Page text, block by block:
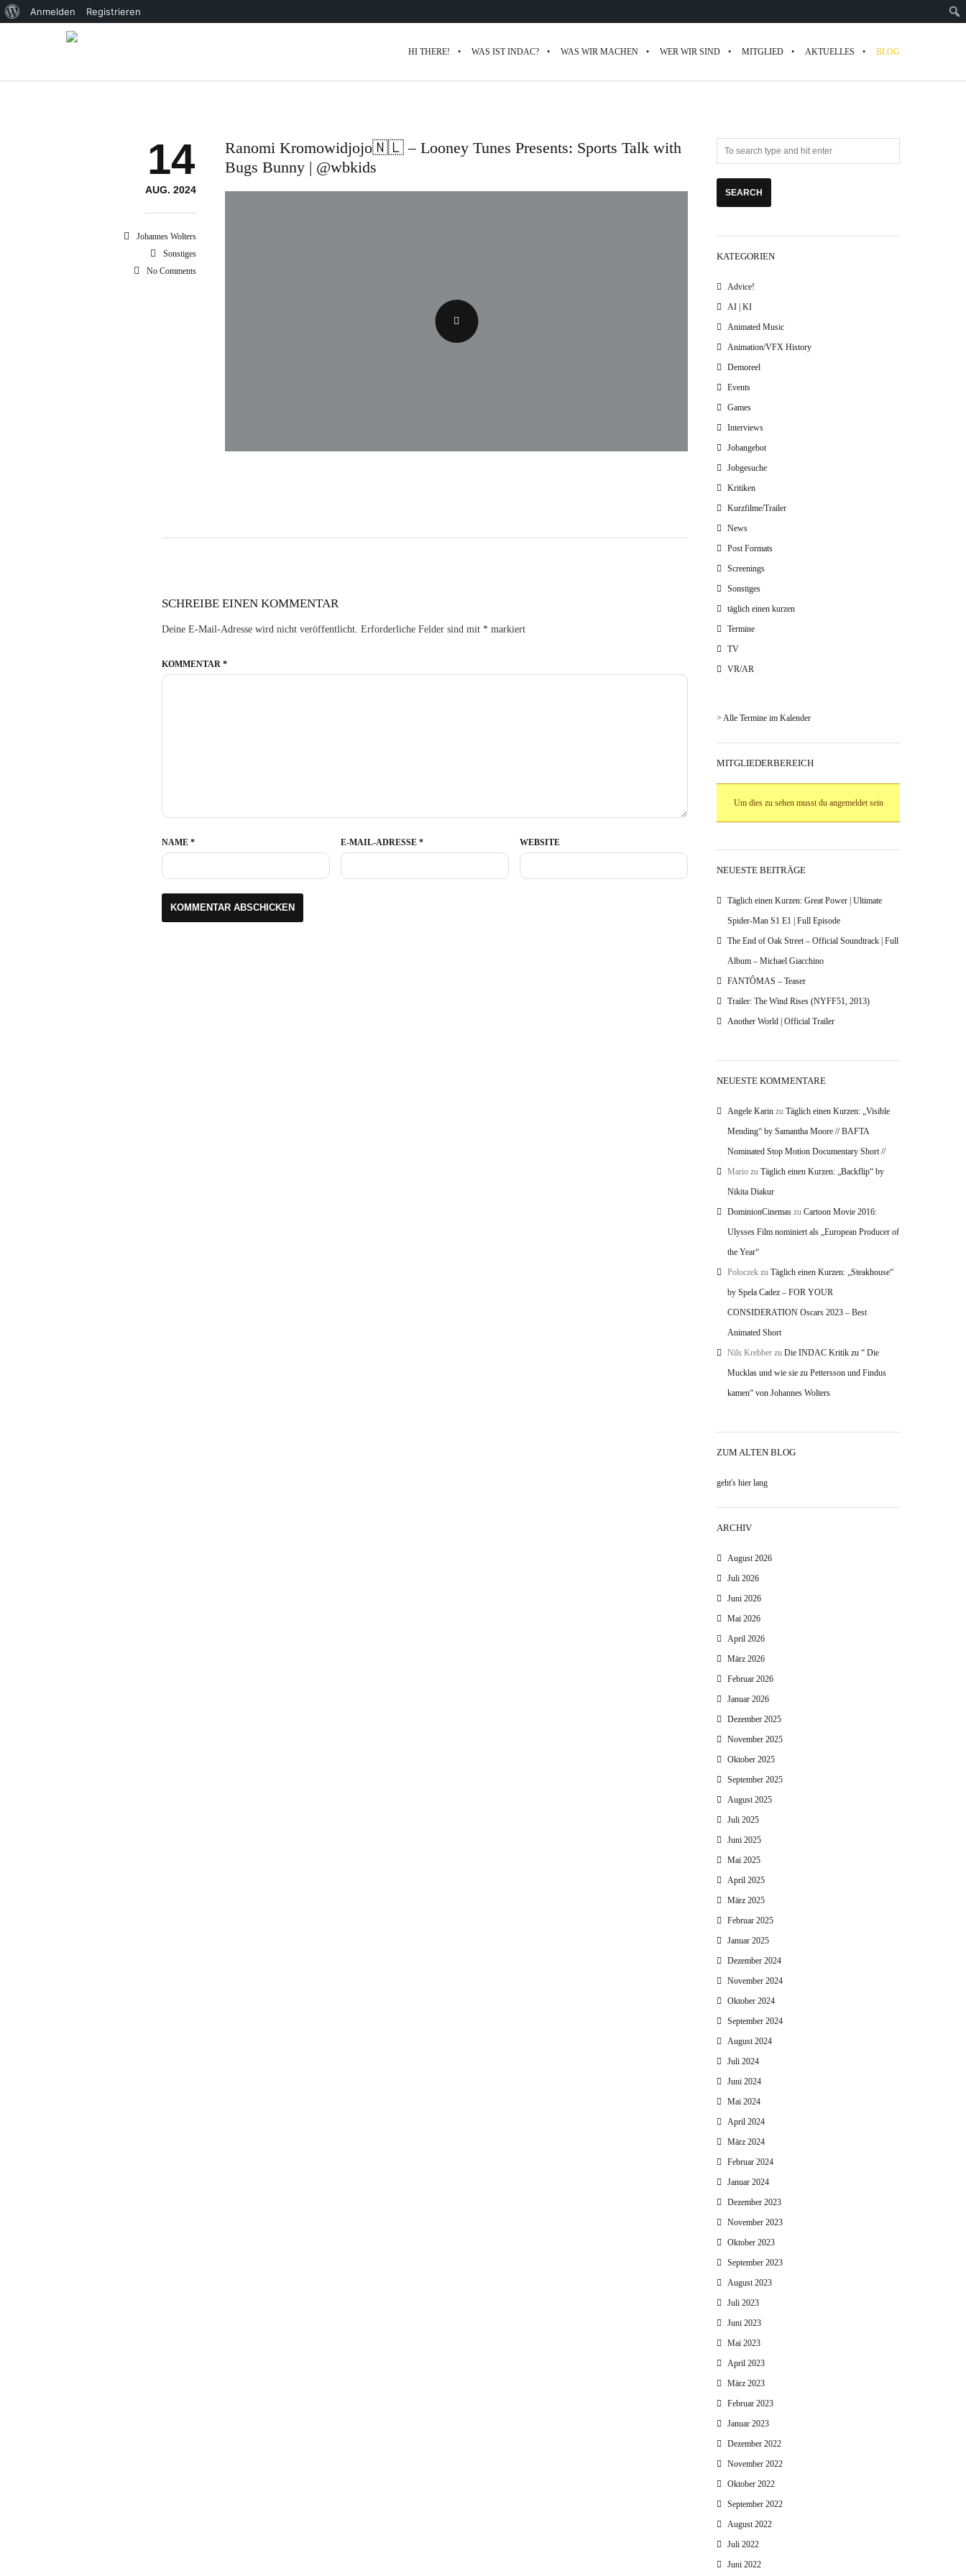
Über
WordPress
Anmelden Registrieren
HI THERE! WAS IST INDAC? WAS WIR MACHEN WER WIR SIND MITGLIED AKTUELLES BLOG
14
AUG. 2024
Johannes Wolters
Sonstiges
No Comments
Ranomi Kromowidjojo🇳🇱 – Looney Tunes Presents: Sports Talk with
Bugs Bunny | ‪@wbkids‬
SCHREIBE EINEN KOMMENTAR
Deine E-Mail-Adresse wird nicht veröffentlicht. Erforderliche Felder sind mit *markiert
KOMMENTAR *
NAME * E-MAIL-ADRESSE * WEBSITE
KATEGORIEN
Advice!
AI | KI
Animated Music
Animation/VFX History
Demoreel
Events
Games
Interviews
Jobangebot
Jobgesuche
Kritiken
Kurzfilme/Trailer
News
Post Formats
Screenings
Sonstiges
täglich einen kurzen
Termine
TV
VR/AR
> Alle Termine im Kalender
MITGLIEDERBEREICH
Um dies zu sehen musst du angemeldet sein
NEUESTE BEITRÄGE
Täglich einen Kurzen: Great Power | Ultimate
Spider-Man S1 E1 | Full Episode
The End of Oak Street – Official Soundtrack | Full
Album – Michael Giacchino
FANTÔMAS – Teaser
Trailer: The Wind Rises (NYFF51, 2013)
Another World | Official Trailer
NEUESTE KOMMENTARE
Angele Karin zu Täglich einen Kurzen: „Visible
Mending“ by Samantha Moore // BAFTA
Nominated Stop Motion Documentary Short //
Mario zu Täglich einen Kurzen: „Backflip“ by
Nikita Diakur
DominionCinemas zu Cartoon Movie 2016:
Ulysses Film nominiert als „European Producer of
the Year“
Poloczek zu Täglich einen Kurzen: „Steakhouse“
by Spela Cadez – FOR YOUR
CONSIDERATION Oscars 2023 – Best
Animated Short
Nils Krebber zu Die INDAC Kritik zu “ Die
Mucklas und wie sie zu Pettersson und Findus
kamen“ von Johannes Wolters
ZUM ALTEN BLOG
geht's hier lang
ARCHIV
August 2026
Juli 2026
Juni 2026
Mai 2026
April 2026
März 2026
Februar 2026
Januar 2026
Dezember 2025
November 2025
Oktober 2025
September 2025
August 2025
Juli 2025
Juni 2025
Mai 2025
April 2025
März 2025
Februar 2025
Januar 2025
Dezember 2024
November 2024
Oktober 2024
September 2024
August 2024
Juli 2024
Juni 2024
Mai 2024
April 2024
März 2024
Februar 2024
Januar 2024
Dezember 2023
November 2023
Oktober 2023
September 2023
August 2023
Juli 2023
Juni 2023
Mai 2023
April 2023
März 2023
Februar 2023
Januar 2023
Dezember 2022
November 2022
Oktober 2022
September 2022
August 2022
Juli 2022
Juni 2022